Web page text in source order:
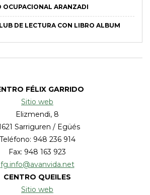
OCUPACIONAL ARANZADI
DE LECTURA CON LIBRO ALBUM
FÉLIX GARRIDO
Sitio web
Elizmendi, 8
Sarriguren / Egüés
Teléfono: 948 236 914
Fax: 948 163 923
fg.info@avanvida.net
CENTRO QUEILES
Sitio web